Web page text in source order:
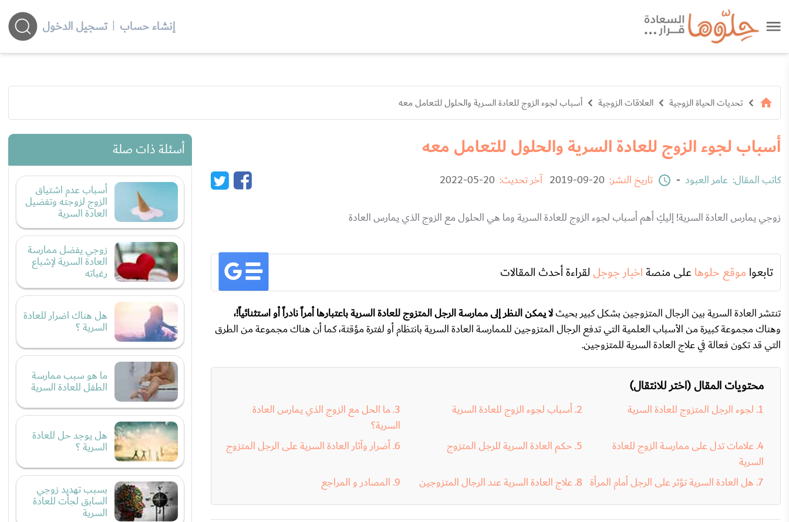
إنشاء حساب | تسجيل الدخول
تحديات الحياة الزوجية العلاقات الزوجية أسباب لجوء الزوج للعادة السرية والحلول للتعامل معه
أسباب لجوء الزوج للعادة السرية والحلول للتعامل معه
كاتب المقال: عامر العبود - تاريخ النشر: 20-09-2019 آخر تحديث: 20-05-2022
زوجي يمارس العادة السرية! إليكِ أهم أسباب لجوء الزوج للعادة السرية وما هي الحلول مع الزوج الذي يمارس العادة
تابعوا موقع حلوهاعلى منصةاخبار جوجل لقراءة أحدث المقالات
تنتشر العادة السرية بين الرجال المتزوجين بشكل كبير بحيثلا يمكن النظر إلى ممارسة الرجل المتزوج للعادة السرية باعتبارها أمراً نادراً أو استثنائياً!،
وهناك مجموعة كبيرة من الأسباب العلمية التي تدفع الرجال المتزوجين للممارسة العادة السرية بانتظام أو لفترة مؤقتة، كما أن هناك مجموعة من الطرق
التي قد تكون فعالة في علاج العادة السرية للمتزوجين.
محتويات المقال (اختر للانتقال)
لجوء الرجل المتزوج للعادة السرية أسباب لجوء الزوج للعادة السرية
ما الحل مع الزوج الذي يمارس العادة
السرية؟
علامات تدل على ممارسة الزوج للعادة
السرية
حكم العادة السرية للرجل المتزوج أضرار وآثار العادة السرية على الرجل المتزوج
هل العادة السرية تؤثر على الرجل أمام المرأة علاج العادة السرية عند الرجال المتزوجين المصادر و المراجع
أسئلة ذات صلة
أسباب عدم اشتياق
الزوج لزوجته وتفضيل
العادة السرية
زوجي يفضل ممارسة
العادة السرية لإشباع
رغباته
هل هناك اضرار للعادة
السرية ؟
ما هو سبب ممارسة
الطفل للعادة السرية
هل يوجد حل للعادة
السرية ؟
بسبب تهديد زوجي
السابق لجأت للعادة
السرية